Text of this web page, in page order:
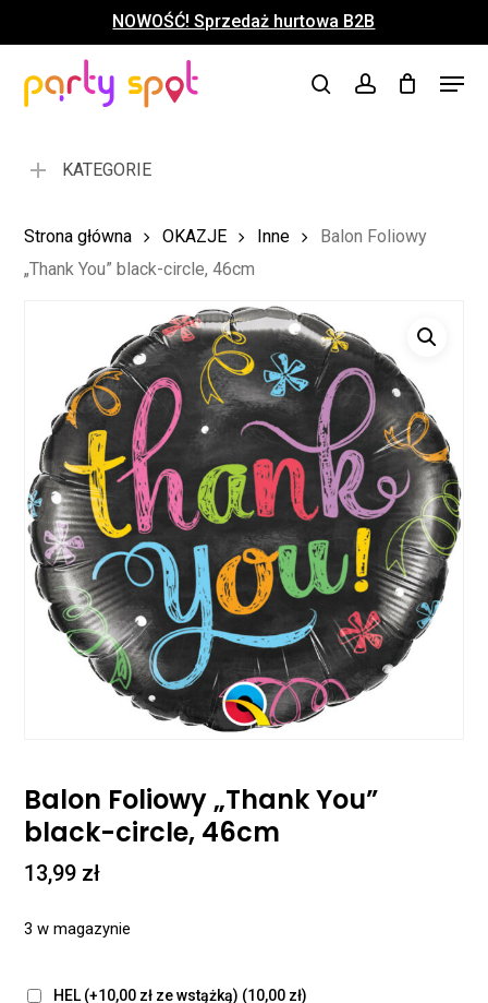
to
content
NOWOŚĆ! Sprzedaż hurtowa B2B
searchaccount
Menu
Koszyk Close
KATEGORIE
Strona główna OKAZJE Inne
Balon Foliowy
„Thank You” black-circle, 46cm
Balon Foliowy „Thank You”
black-circle, 46cm
13,99 zł
3 w magazynie
HEL (+10,00 zł ze wstążką) (10,00 zł)
Menu